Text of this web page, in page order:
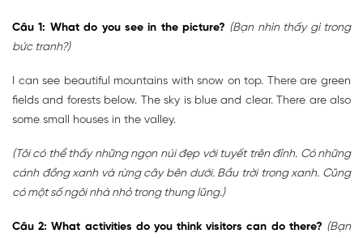
Câu 1: What do you see in the picture? (Bạn nhìn thấy gì trong
bức tranh?)
I can see beautiful mountains with snow on top. There are green
fields and forests below. The sky is blue and clear. There are also
some small houses in the valley.
(Tôi có thể thấy những ngọn núi đẹp với tuyết trên đỉnh. Có những
cánh đồng xanh và rừng cây bên dưới. Bầu trời trong xanh. Cũng
có một số ngôi nhà nhỏ trong thung lũng.)
Câu 2: What activities do you think visitors can do there? (Bạn